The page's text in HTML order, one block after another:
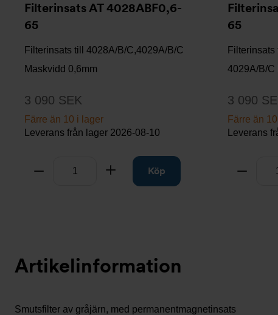
Filterinsats AT 4028ABF0,6-
65
Filterinsats till 4028A/B/C,4029A/B/C
Maskvidd 0,6mm
3 090 SEK
Färre än 10 i lager
Leverans från lager 2026-08-10
Ta bort Lägg tillKöp
65
4029A/B/C
3 090
Färre än
Leverans
Ta bort
Artikelinformation
Smutsfilter av gråjärn, med permanentmagnetinsats